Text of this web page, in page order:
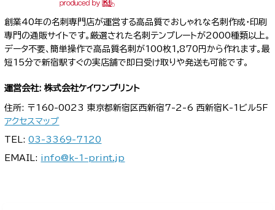
創業40年の名刺専門店が運営する高品質でおしゃれな名刺作成・印刷
専門の通販サイトです。厳選された名刺テンプレートが2000種類以上。
データ不要、簡単操作で高品質名刺が100枚1,870円から作れます。最
短15分で新宿駅すぐの実店舗で即日受け取りや発送も可能です。
運営会社: 株式会社ケイワンプリント
住所: 〒160-0023 東京都新宿区西新宿7-2-6 西新宿K-1ビル5F
アクセスマップ
TEL:03-3369-7120
EMAIL: info@k-1-print.jp